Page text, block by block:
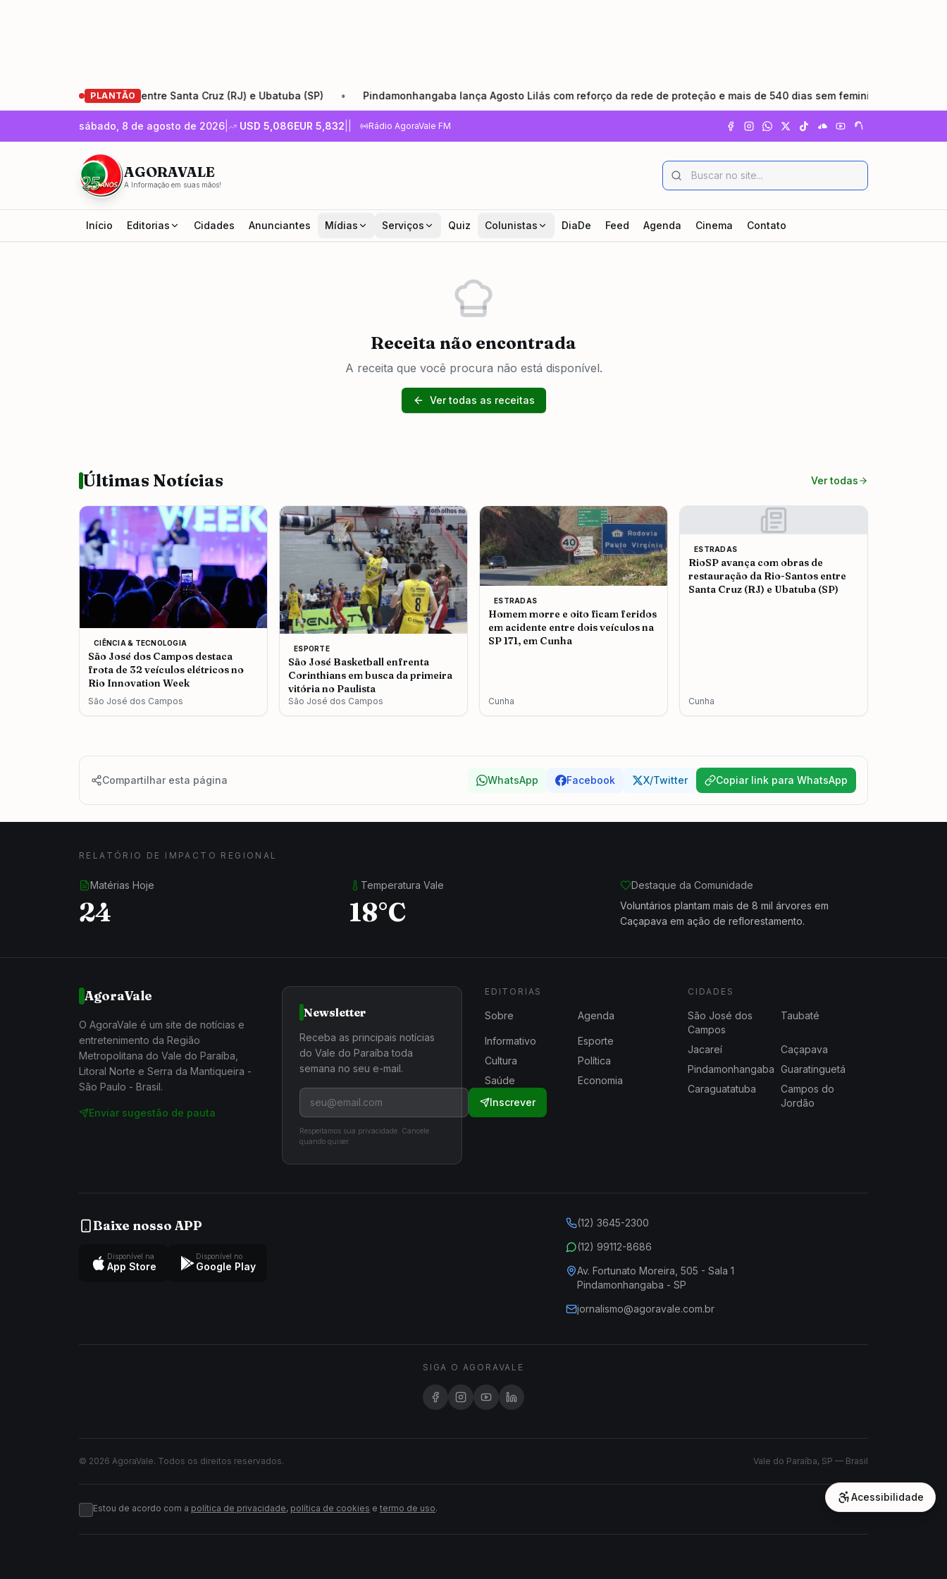
PLANTÃO
da Rio-Santos entre Santa Cruz (RJ) e Ubatuba (SP) • Pindamonhangaba lança Agosto Lilás com reforço da rede de proteção e mais de 540 dias sem feminicídio
sábado, 8 de agosto de 2026 USD 5,086EUR 5,832 Rádio AgoraVale FM
AGORAVALE
A Informação em suas mãos!
Início Editorias Cidades Anunciantes Mídias Serviços Quiz Colunistas DiaDe Feed Agenda Cinema Contato
Receita não encontrada
A receita que você procura não está disponível.
Ver todas as receitas
Últimas Notícias Ver todas
CIÊNCIA & TECNOLOGIA
São José dos Campos destaca
frota de 32 veículos elétricos no
Rio Innovation Week
São José dos Campos
ESPORTE
São José Basketball enfrenta
Corinthians em busca da primeira
vitória no Paulista
São José dos Campos
ESTRADAS
Homem morre e oito ficam feridos
em acidente entre dois veículos na
SP 171, em Cunha
Cunha
ESTRADAS
RioSP avança com obras de
restauração da Rio-Santos entre
Santa Cruz (RJ) e Ubatuba (SP)
Cunha
Compartilhar esta página WhatsApp Facebook X/Twitter Copiar link para WhatsApp
RELATÓRIO DE IMPACTO REGIONAL
Matérias Hoje
24
Temperatura Vale
18°C
Destaque da Comunidade
Voluntários plantam mais de 8 mil árvores em
Caçapava em ação de reflorestamento.
AgoraVale
O AgoraVale é um site de notícias e
entretenimento da Região
Metropolitana do Vale do Paraíba,
Litoral Norte e Serra da Mantiqueira -
São Paulo - Brasil.
Enviar sugestão de pauta
Newsletter
Receba as principais notícias
do Vale do Paraíba toda
semana no seu e-mail.
Inscrever
Respeitamos sua privacidade. Cancele
quando quiser.
EDITORIAS
Sobre Agenda
Informativo
Esporte
Cultura
Política
Saúde
Economia
CIDADES
São José dos
Campos
Taubaté
Jacareí
Caçapava
Pindamonhangaba Guaratinguetá
Caraguatatuba
Campos do
Jordão
Baixe nosso APP
Disponível na
App Store
Disponível no
Google Play
(12) 3645-2300
(12) 99112-8686
Av. Fortunato Moreira, 505 - Sala 1
Pindamonhangaba - SP
jornalismo@agoravale.com.br
SIGA O AGORAVALE
© 2026 AgoraVale. Todos os direitos reservados. Vale do Paraíba, SP — Brasil
Estou de acordo com a política de privacidade, política de cookies e termo de uso.
Acessibilidade